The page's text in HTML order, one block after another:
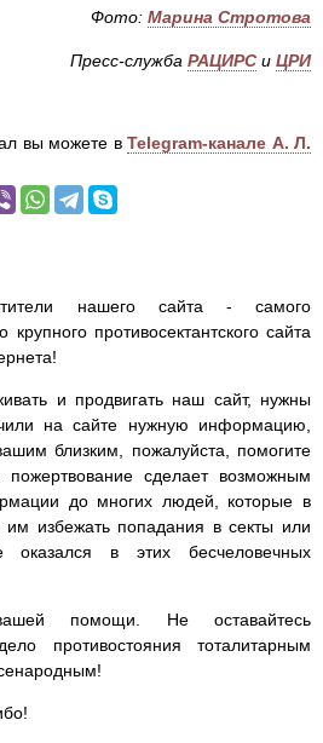
Фото: Марина Стротова
Пресс-служба РАЦИРС и ЦРИ
вы можете в Telegram-канале А. Л.
нашего сайта - самого
противосектантского сайта
и продвигать наш сайт, нужны
на сайте нужную информацию,
близким, пожалуйста, помогите
сделает возможным
до многих людей, которые в
избежать попадания в секты или
оказался в этих бесчеловечных
помощи. Не оставайтесь
противостояния тоталитарным